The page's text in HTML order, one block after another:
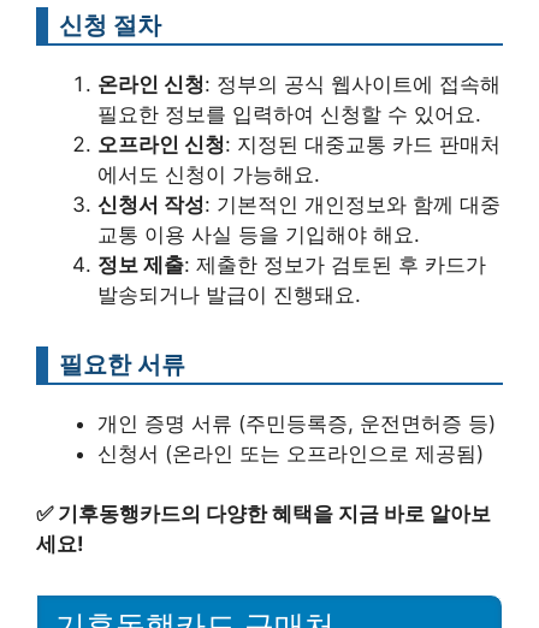
신청 절차
온라인 신청: 정부의 공식 웹사이트에 접속해
필요한 정보를 입력하여 신청할 수 있어요.
오프라인 신청: 지정된 대중교통 카드 판매처
에서도 신청이 가능해요.
신청서 작성: 기본적인 개인정보와 함께 대중
교통 이용 사실 등을 기입해야 해요.
정보 제출: 제출한 정보가 검토된 후 카드가
발송되거나 발급이 진행돼요.
필요한 서류
개인 증명 서류 (주민등록증, 운전면허증 등)
신청서 (온라인 또는 오프라인으로 제공됨)
✅ 기후동행카드의 다양한 혜택을 지금 바로 알아보
세요!